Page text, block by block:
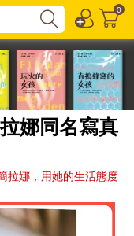
0
娜同名寫真
拉娜，用她的生活態度